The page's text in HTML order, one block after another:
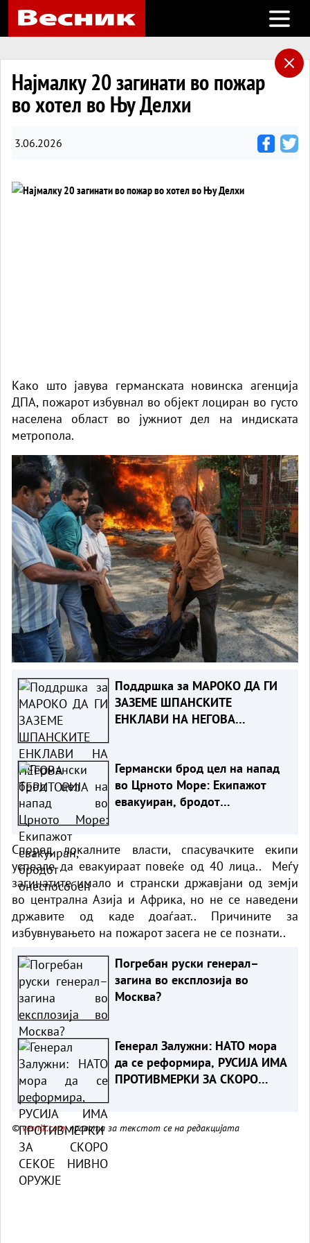
Open
Најмалку 20 загинати во пожар
во хотел во Њу Делхи
3.06.2026
Како што јавува германската новинска агенција
ДПА, пожарот избувнал во објект лоциран во густо
населена област во јужниот дел на индиската
метропола.
Поддршка за МАРОКО ДА ГИ
ЗАЗЕМЕ ШПАНСКИТЕ
ЕНКЛАВИ НА НЕГОВА
Германски брод цел на напад
во Црното Море: Екипажот
евакуиран, бродот
Според локалните власти, спасувачките екипи
успеале да евакуираат повеќе од 40 лица.. Меѓу
загинатите имало и странски државјани од земји
во централна Азија и Африка, но не се наведени
државите од каде доаѓаат.. Причините за
избувнувањето на пожарот засега не се познати..
Погребан руски генерал–
загина во експлозија во
Москва?
Генерал Залужни: НАТО мора
да се реформира, РУСИЈА ИМА
ПРОТИВМЕРКИ ЗА СКОРО
©vesnik.com, правата за текстот се на редакцијата